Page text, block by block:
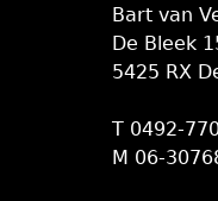
Bart van
De Bleek
5425 RX
T 0492-
M 06-